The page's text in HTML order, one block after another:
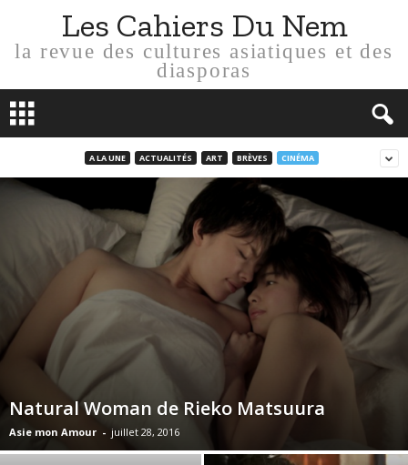
Les Cahiers Du Nem
la revue des cultures asiatiques et des
diasporas
A LA UNE ACTUALITÉS ART BRÈVES CINÉMA
Natural Woman de Rieko Matsuura
Asie mon Amour - juillet 28, 2016